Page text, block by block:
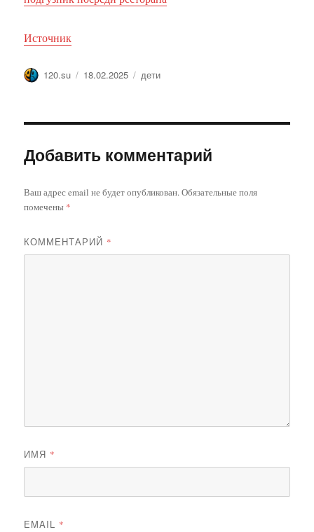
Источник
Автор
120.su Опубликовано
18.02.2025 Метки
дети
Добавить комментарий
Ваш адрес email не будет опубликован.Обязательные поля
помечены *
КОММЕНТАРИЙ *
ИМЯ *
EMAIL *